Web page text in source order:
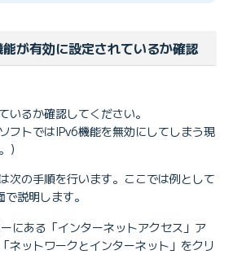
with フレッツ「ひかり」コース
パックNeo with フレッツ「Bフレッツ」コー
ツ」コース
が有効に設定されているか確認
いるか確認してください。
フトではIPv6機能を無効にしてしまう現
）
次の手順を行います。ここでは例として
説明します。
にある「インターネットアクセス」ア
ネットワークとインターネット」をクリ